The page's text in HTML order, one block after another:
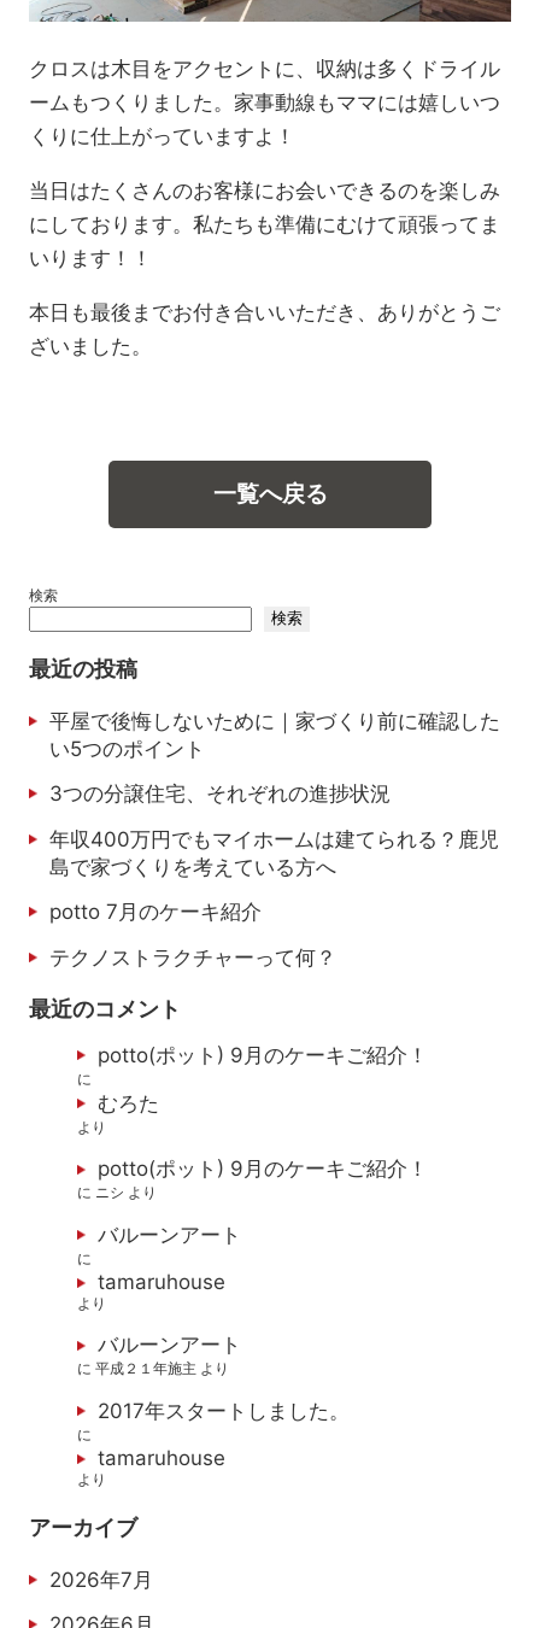
クロスは木目をアクセントに、収納は多くドライル
ームもつくりました。家事動線もママには嬉しいつ
くりに仕上がっていますよ！
当日はたくさんのお客様にお会いできるのを楽しみ
にしております。私たちも準備にむけて頑張ってま
いります！！
本日も最後までお付き合いいただき、ありがとうご
ざいました。
一覧へ戻る
検索
検索
最近の投稿
平屋で後悔しないために｜家づくり前に確認した
い5つのポイント
3つの分譲住宅、それぞれの進捗状況
年収400万円でもマイホームは建てられる？鹿児
島で家づくりを考えている方へ
potto 7月のケーキ紹介
テクノストラクチャーって何？
最近のコメント
potto(ポット) 9月のケーキご紹介！
に
むろた
より
potto(ポット) 9月のケーキご紹介！
に ニシ より
バルーンアート
に
tamaruhouse
より
バルーンアート
に平成２１年施主 より
2017年スタートしました。
に
tamaruhouse
より
アーカイブ
2026年7月